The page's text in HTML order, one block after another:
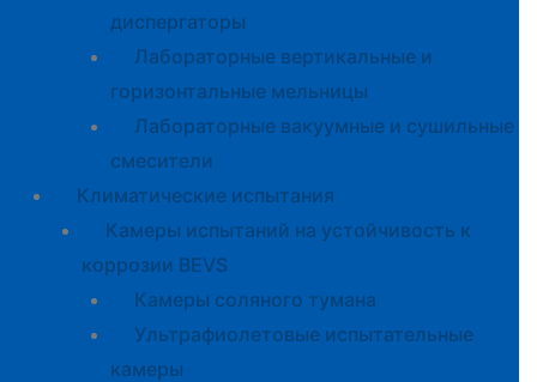
диспергаторы
Лабораторные вертикальные и
горизонтальные мельницы
Лабораторные вакуумные и сушильные
смесители
Климатические испытания
Камеры испытаний на устойчивость к
коррозии BEVS
Камеры соляного тумана
Ультрафиолетовые испытательные
камеры